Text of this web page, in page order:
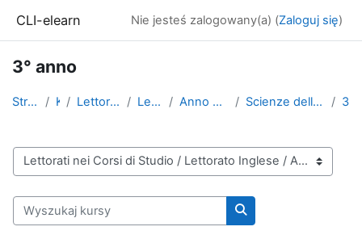
CLI-elearn Nie jesteś zalogowany(a) (Zaloguj się)
3° anno
Strona główna Kursy Lettorati nei Corsi di Studio Lettorato Inglese Anno Accademico 2021-2022 Scienze della formazione primaria - Magistrale
Kategorie kursów
Wyszukaj kursy
Wyszukaj kursy